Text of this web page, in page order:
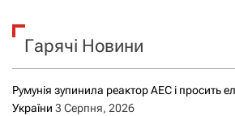
к
Гарячі Новини
Румунія зупинила реактор АЕС і просить
України 3 Серпня, 2026